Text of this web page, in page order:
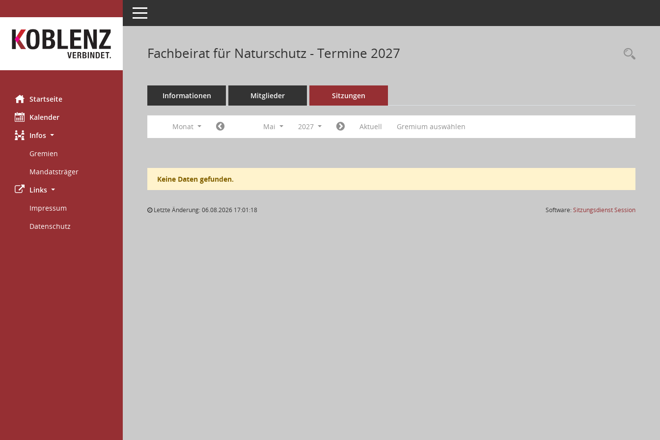
Startseite
Kalender
Infos
Gremien
Mandatsträger
Links
Impressum
Datenschutz
Toggle navigation
Fachbeirat für Naturschutz - Termine 2027
Informationen Mitglieder Sitzungen
Monat Mai 2027 Aktuell Gremium auswählen
Keine Daten gefunden.
Letzte Änderung: 06.08.2026 17:01:18 Software:SitzungsdienstSession(Wird in